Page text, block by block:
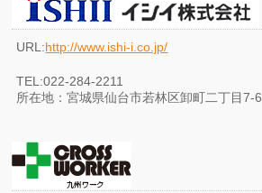
URL:http://www.ishi-i.co.jp/
TEL:022-284-2211
所在地：宮城県仙台市若林区卸町二丁目7-6